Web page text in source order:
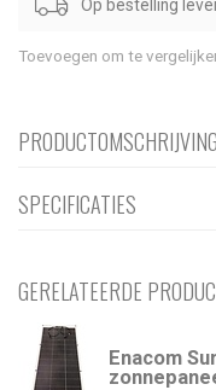
Op bestelling
Toevoegen om te
PRODUCTOMSCHRIJVING
SPECIFICATIES
GERELATEERDE
Enacom